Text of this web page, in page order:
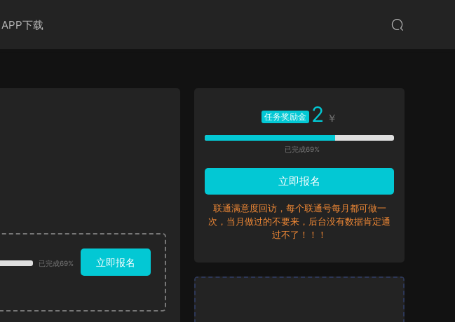
APP下载
已完成69% 立即报名
任务奖励金 2 ￥
已完成69%
立即报名
联通满意度回访，每个联通号每月都可做一
次，当月做过的不要来，后台没有数据肯定通
过不了！！！